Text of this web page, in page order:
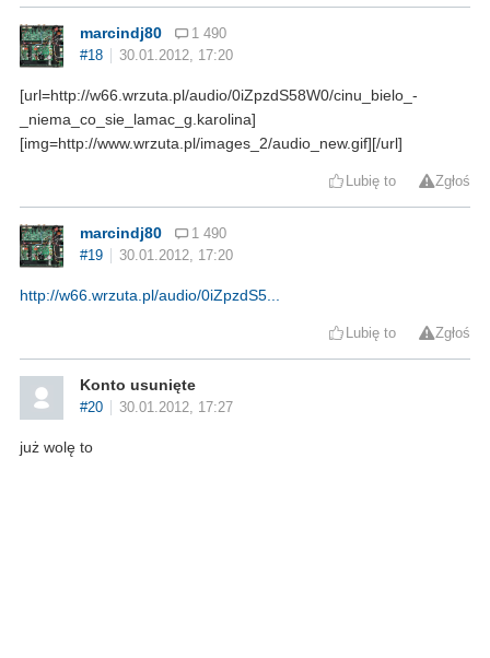
marcindj80
1 490
#18
30.01.2012, 17:20
[url=http://w66.wrzuta.pl/audio/0iZpzdS58W0/cinu_bielo_-
_niema_co_sie_lamac_g.karolina]
[img=http://www.wrzuta.pl/images_2/audio_new.gif][/url]
Lubię to Zgłoś
marcindj80
1 490
#19
30.01.2012, 17:20
http://w66.wrzuta.pl/audio/0iZpzdS5...
Lubię to Zgłoś
Konto usunięte
#20 30.01.2012, 17:27
już wolę to